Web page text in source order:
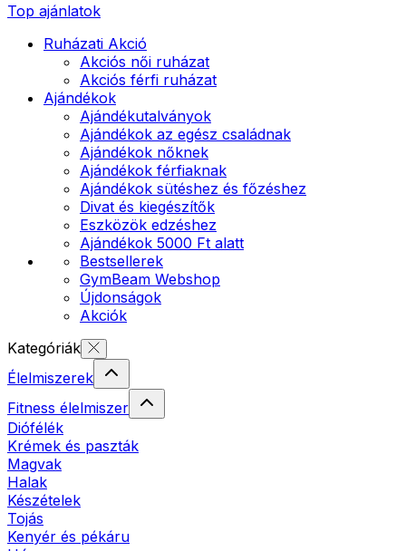
Top ajánlatok
Ruházati Akció
Akciós női ruházat
Akciós férfi ruházat
Ajándékok
Ajándékutalványok
Ajándékok az egész családnak
Ajándékok nőknek
Ajándékok férfiaknak
Ajándékok sütéshez és főzéshez
Divat és kiegészítők
Eszközök edzéshez
Ajándékok 5000 Ft alatt
Bestsellerek
GymBeam Webshop
Újdonságok
Akciók
Kategóriák
Élelmiszerek
Fitness élelmiszer
Diófélék
Krémek és paszták
Magvak
Halak
Készételek
Tojás
Kenyér és pékáru